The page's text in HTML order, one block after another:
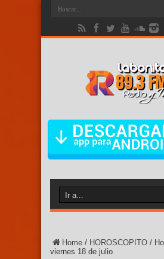
Home / HOROSCOPITO /
viernes 18 de julio